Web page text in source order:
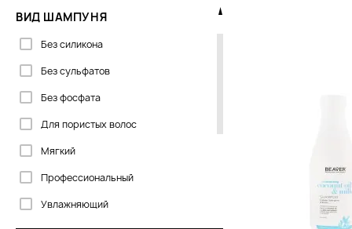
ВИД ШАМПУНЯ
Без силикона
Без сульфатов
Без фосфата
Для пористых волос
Мягкий
Профессиональный
Увлажняющий